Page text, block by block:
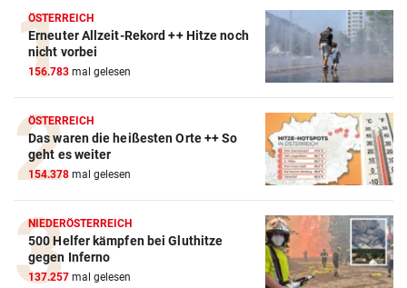
ÖSTERREICH
Erneuter Allzeit-Rekord ++ Hitze noch
nicht vorbei
156.783 mal gelesen
ÖSTERREICH
Das waren die heißesten Orte ++ So
geht es weiter
154.378 mal gelesen
NIEDERÖSTERREICH
500 Helfer kämpfen bei Gluthitze
gegen Inferno
137.257 mal gelesen
Action-Cam Vergleich
ZUM VERGLEICH
Crosstrainer Vergleich
ZUM VERGLEICH
E-Bike Vergleich
ZUM VERGLEICH
Elektro-Scooter Vergleich
ZUM VERGLEICH